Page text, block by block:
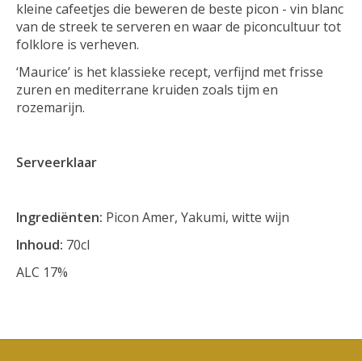
kleine cafeetjes die beweren de beste picon - vin blanc
van de streek te serveren en waar de piconcultuur tot
folklore is verheven.
‘Maurice’ is het klassieke recept, verfijnd met frisse
zuren en mediterrane kruiden zoals tijm en
rozemarijn.
Serveerklaar
Ingrediënten: Picon Amer, Yakumi, witte wijn
Inhoud: 70cl
ALC 17%